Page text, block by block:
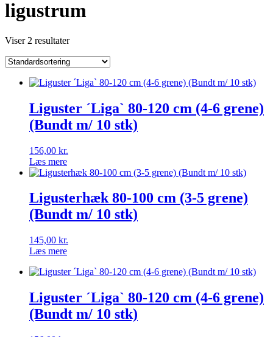
ligustrum
Viser 2 resultater
Liguster ´Liga` 80-120 cm (4-6 grene)
(Bundt m/ 10 stk)
156,00 kr.
Læs mere
Ligusterhæk 80-100 cm (3-5 grene)
(Bundt m/ 10 stk)
145,00 kr.
Læs mere
Liguster ´Liga` 80-120 cm (4-6 grene)
(Bundt m/ 10 stk)